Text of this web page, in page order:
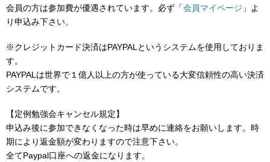
会員の方は参加費が優遇されています。必ず「会員マイページ 」よ
り申込み下さい。
※クレジットカード決済はPAYPALというシステムを使用しておりま
す。
PAYPALは世界で１億人以上の方が使っている大変信頼性の高い決済
システムです。
【定例勉強会キャンセル規定】
申込み後に参加できなくなった時は早めに連絡をお願いします。時
期により返金額が変わりますので注意下さい。
全てPaypal口座への返金になります。